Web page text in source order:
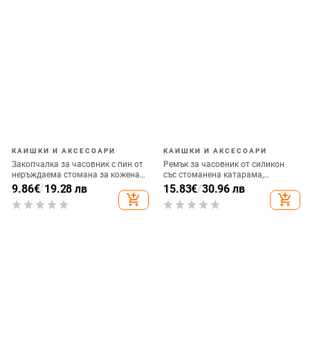
КАИШКИ И АКСЕСОАРИ
Закопчалка за часовник с пин от
неръждаема стомана за кожена
каишка — Jaeger-LeCoultre Big
Mark
9.86€/19.28 лв
add_shopping_cart
КАИШКИ И АКСЕСОАРИ
Ремък за часовник от силикон
със стоманена катарама,
съвместим с дайверски часовник
Seiko
15.83€/30.96 лв
add_shopping_cart